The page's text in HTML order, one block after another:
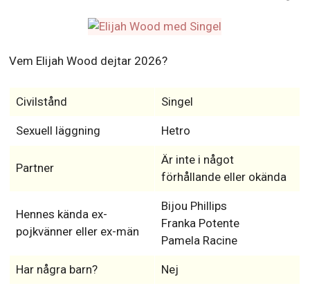
Vem Elijah Wood dejtar 2026?
Civilstånd Singel
Sexuell läggning Hetro
Partner
Är inte i något
förhållande eller okända
Hennes kända ex-
pojkvänner eller ex-män
Bijou Phillips
Franka Potente
Pamela Racine
Har några barn? Nej